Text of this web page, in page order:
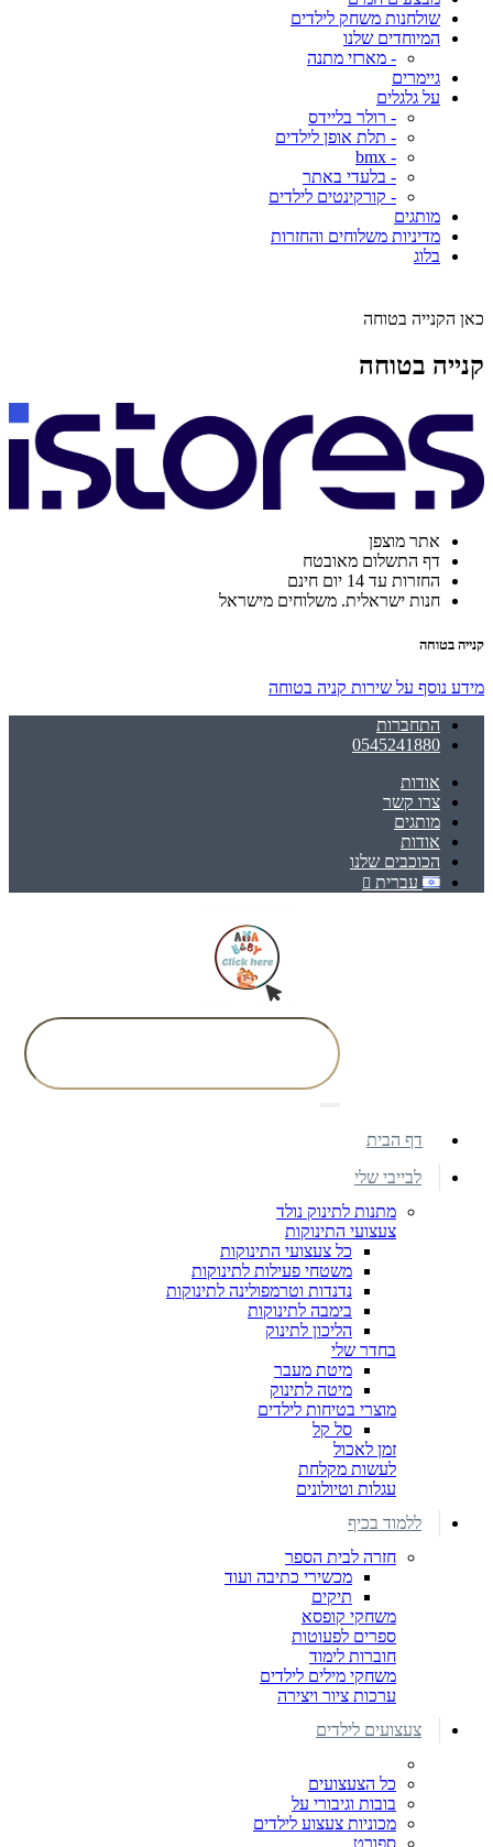
שולחנות משחק לילדים
המיוחדים שלנו
- מארזי מתנה
גיימרים
על גלגלים
- רולר בליידס
- תלת אופן לילדים
- bmx
- בלעדי באתר
- קורקינטים לילדים
מותגים
מדיניות משלוחים והחזרות
בלוג
כאן הקנייה בטוחה
קנייה בטוחה
אתר מוצפן
דף התשלום מאובטח
החזרות עד 14 יום חינם
חנות ישראלית. משלוחים מישראל
קנייה בטוחה
מידע נוסף על שירות קניה בטוחה
התחברות
0545241880
אודות
צרו קשר
מותגים
אודות
הכוכבים שלנו
עברית
דף הבית
לבייבי שלי
מתנות לתינוק נולד
צעצועי התינוקות
כל צעצועי התינוקות
משטחי פעילות לתינוקות
נדנדות וטרמפולינה לתינוקות
בימבה לתינוקות
הליכון לתינוק
בחדר שלי
מיטת מעבר
מיטה לתינוק
מוצרי בטיחות לילדים
סל קל
זמן לאכול
לעשות מקלחת
עגלות וטיולונים
ללמוד בכיף
חזרה לבית הספר
מכשירי כתיבה ועוד
תיקים
משחקי קופסא
ספרים לפעוטות
חוברות לימוד
משחקי מילים לילדים
ערכות ציור ויצירה
צעצועים לילדים
כל הצעצועים
בובות וגיבורי על
מכוניות צעצוע לילדים
ספורט